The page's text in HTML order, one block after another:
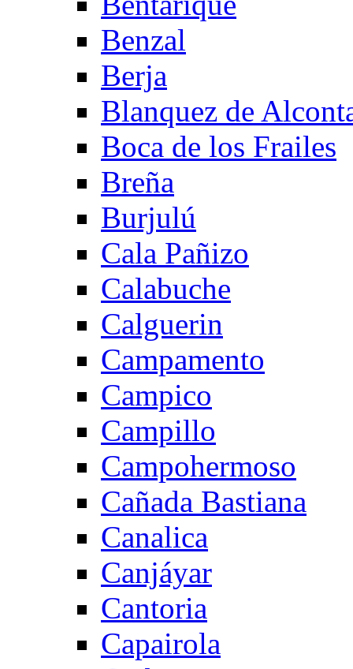
Benzal
Berja
Blanquez de
Boca de los Frailes
Breña
Burjulú
Cala Pañizo
Calabuche
Calguerin
Campamento
Campico
Campillo
Campohermoso
Cañada Bastiana
Canalica
Canjáyar
Cantoria
Capairola